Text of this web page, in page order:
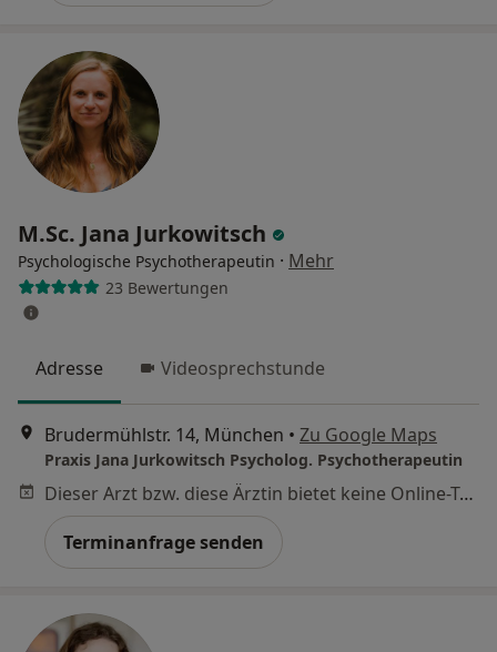
M.Sc. Jana Jurkowitsch
Psychologische Psychotherapeutin · Mehr
23 Bewertungen
Adresse Videosprechstunde
Brudermühlstr. 14, München • Zu Google Maps
Praxis Jana Jurkowitsch Psycholog. Psychotherapeutin
Dieser Arzt bzw. diese Ärztin bietet keine Online-Terminbuchung an diesem Standort an.
Terminanfrage senden